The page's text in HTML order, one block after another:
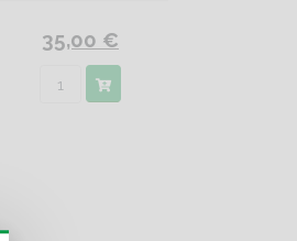
35,00 €